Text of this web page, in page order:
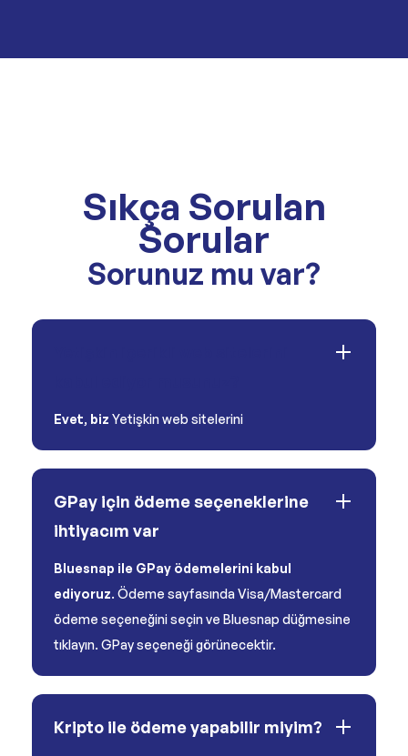
Sıkça Sorulan
Sorular
Sorunuz mu var?
Evet, biz Yetişkin web sitelerini
GPay için ödeme seçeneklerine
ihtiyacım var
Bluesnap ile GPay ödemelerini kabul
ediyoruz. Ödeme sayfasında Visa/Mastercard
ödeme seçeneğini seçin ve Bluesnap düğmesine
tıklayın. GPay seçeneği görünecektir.
Kripto ile ödeme yapabilir miyim?